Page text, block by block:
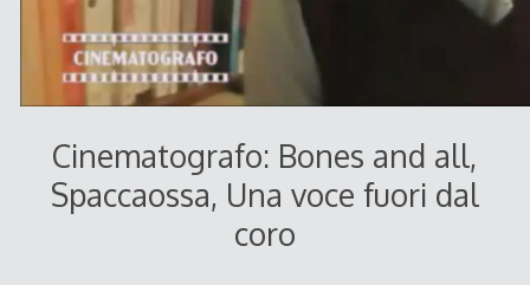
Cinematografo: Bones and all,
Spaccaossa, Una voce fuori dal
coro